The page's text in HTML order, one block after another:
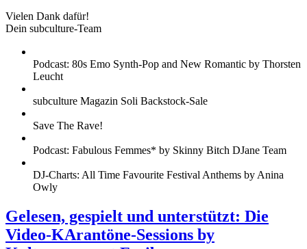
Vielen Dank dafür!
Dein subculture-Team
Podcast: 80s Emo Synth-Pop and New Romantic by Thorsten
Leucht
subculture Magazin Soli Backstock-Sale
Save The Rave!
Podcast: Fabulous Femmes* by Skinny Bitch DJane Team
DJ-Charts: All Time Favourite Festival Anthems by Anina
Owly
Gelesen, gespielt und unterstützt: Die
Video-KArantöne-Sessions by